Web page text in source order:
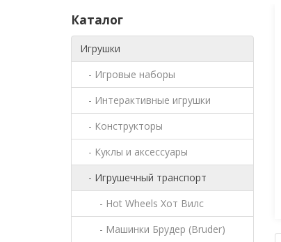
Каталог
Игрушки
- Игровые наборы
- Интерактивные игрушки
- Конструкторы
- Куклы и аксессуары
- Игрушечный транспорт
- Hot Wheels Хот Вилс
- Машинки Брудер (Bruder)